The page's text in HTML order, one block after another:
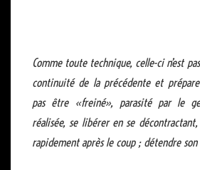
Comme toute technique, celle-ci n’est
continuité de la précédente et
pas être «freiné», parasité par le
réalisée, se libérer en se
rapidement après le coup ; détendre